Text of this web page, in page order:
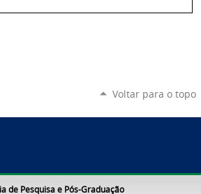
Voltar para o topo
de Pesquisa e Pós-Graduação